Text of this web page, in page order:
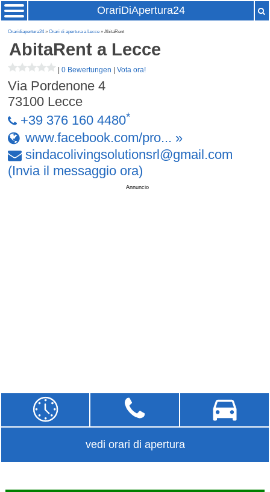
OrariDiApertura24
Oraridiapertura24»Orari di apertura a Lecce » AbitaRent
AbitaRent a Lecce
|0 Bewertungen |Vota ora!
Via Pordenone 4
73100 Lecce
+39 376 160 4480*
www.facebook.com/pro... »
sindacolivingsolutionsrl @gmail .com
(Invia il messaggio ora)
Annuncio
vedi orari di apertura